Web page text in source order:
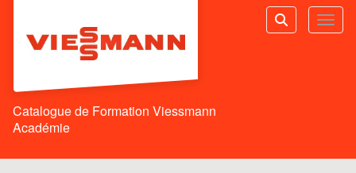
Rechercher
Catalogue de Formation Viessmann
Académie